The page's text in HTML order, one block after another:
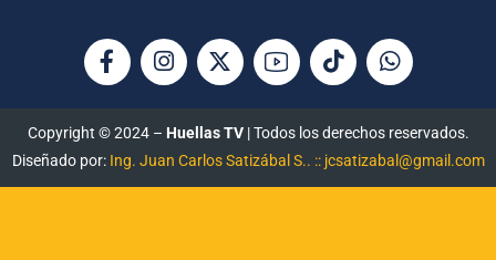
Copyright © 2024 – Huellas TV| Todos los derechos reservados.
Diseñado por: Ing. Juan Carlos Satizábal S.. :: jcsatizabal@gmail.com